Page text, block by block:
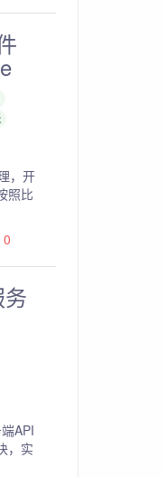
，开
照比
API
，实